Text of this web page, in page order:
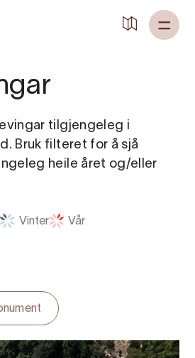
tilgjengeleg i
Bruk filteret for å sjå
heile året og/eller
Vinter Vår